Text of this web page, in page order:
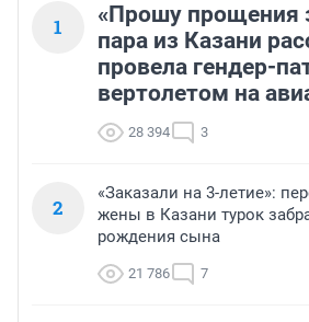
1
«Прошу прощения
пара из Казани
провела гендер-
вертолетом на
28 394 3
2
«Заказали на 3-летие»:
жены в Казани турок
рождения сына
21 786 7